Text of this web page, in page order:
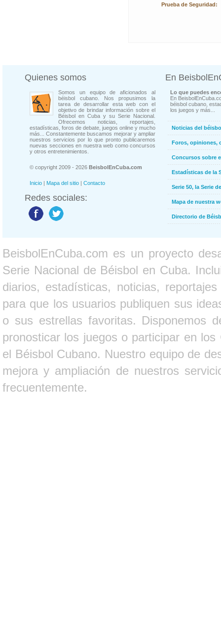
Prueba de Seguridad:
Quienes somos
Somos un equipo de aficionados al
béisbol cubano. Nos propusimos la
tarea de desarrollar esta web con el
objetivo de brindar información sobre el
Béisbol en Cuba y su Serie Nacional.
Ofrecemos noticias, reportajes,
estadísticas, foros de debate, juegos online y mucho
más... Constantemente buscamos mejorar y ampliar
nuestros servicios por lo que pronto publicaremos
nuevas secciones en nuestra web como concursos
y otros entretenimientos.
© copyright 2009 - 2026 BeisbolEnCuba.com
Inicio | Mapa del sitio | Contacto
Redes sociales:
En
Lo que puedes
En
béisbol cubano,
los juegos y más...
Noticias del
Foros, opiniones,
Concursos sobre
Estadísticas de la
Serie 50, la Serie
Mapa de nuestra
Directorio de
BeisbolEnCuba.com es un proyecto
Serie Nacional de Béisbol en Cuba.
diarios, estadísticas, noticias,
para que los usuarios publiquen sus
o sus estrellas favoritas. Disponemos
pronosticar los juegos o participar en
el Béisbol Cubano. Nuestro equipo de
mejora y ampliación de nuestros
frecuentemente.